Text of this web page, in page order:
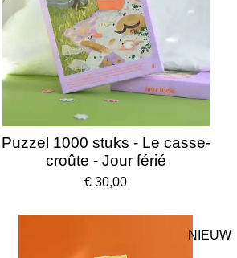
Puzzel 1000 stuks - Le casse-
croûte - Jour férié
€ 30,00
NIEUW